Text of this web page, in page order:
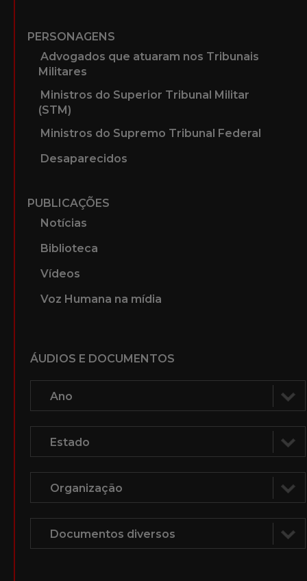
PERSONAGENS
Advogados que atuaram nos Tribunais
Militares
Ministros do Superior Tribunal Militar
(STM)
Ministros do Supremo Tribunal Federal
Desaparecidos
PUBLICAÇÕES
Notícias
Biblioteca
Vídeos
Voz Humana na mídia
ÁUDIOS E DOCUMENTOS